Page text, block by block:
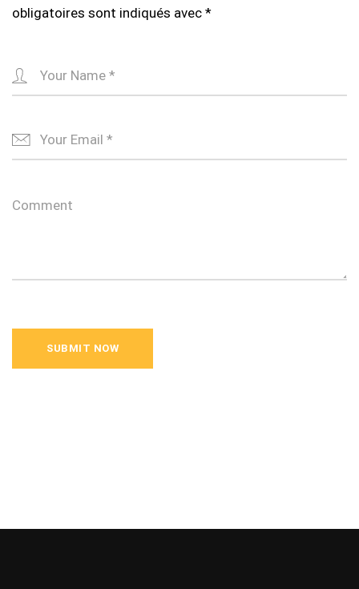
obligatoires sont indiqués avec *